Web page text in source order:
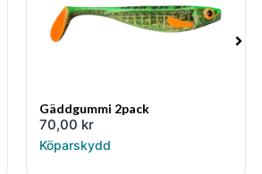
Gäddgummi 2pack
70,00 kr
Köparskydd